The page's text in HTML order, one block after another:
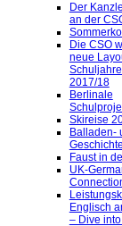
Der
an der
Die CSO
neue
2017/18
Berlinale
Skireise
Balladen-
Faust in
UK-
Englisch
– Dive